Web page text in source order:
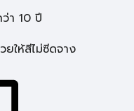
า 10 ปี
ให้สีไม่ซีดจาง